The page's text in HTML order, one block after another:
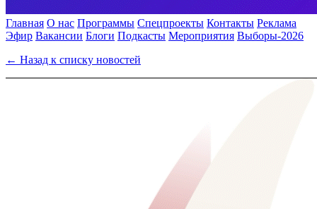
Главная О нас Программы Спецпроекты Контакты Реклама
Эфир Вакансии Блоги Подкасты Мероприятия Выборы-2026
← Назад к списку новостей